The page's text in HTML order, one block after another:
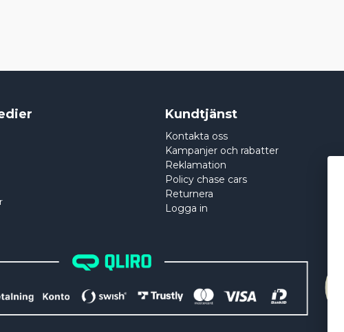
Kundtjänst
Kontakta oss
Kampanjer och rabatter
Reklamation
Policy chase cars
Returnera
Logga in